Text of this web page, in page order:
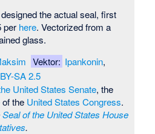
the actual seal, first
per here. Vectorized from a
glass.
Vektor: Ipankonin,
SA 2.5
United States Senate, the
of the United States Congress.
Seal of the United States House
.